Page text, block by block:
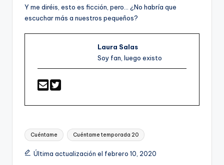
Y me diréis, esto es ficción, pero… ¿No habría que
escuchar más a nuestros pequeños?
Laura Salas
Soy fan, luego existo
Etiquetas:
Cuéntame Cuéntame temporada 20
Última actualización el febrero 10, 2020